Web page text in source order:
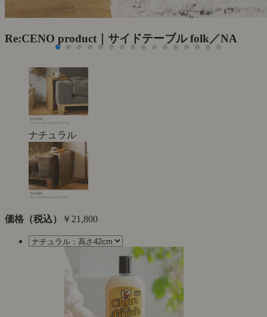
Re:CENO product｜サイドテーブル folk／NA
ナチュラル
価格（税込） ￥21,800